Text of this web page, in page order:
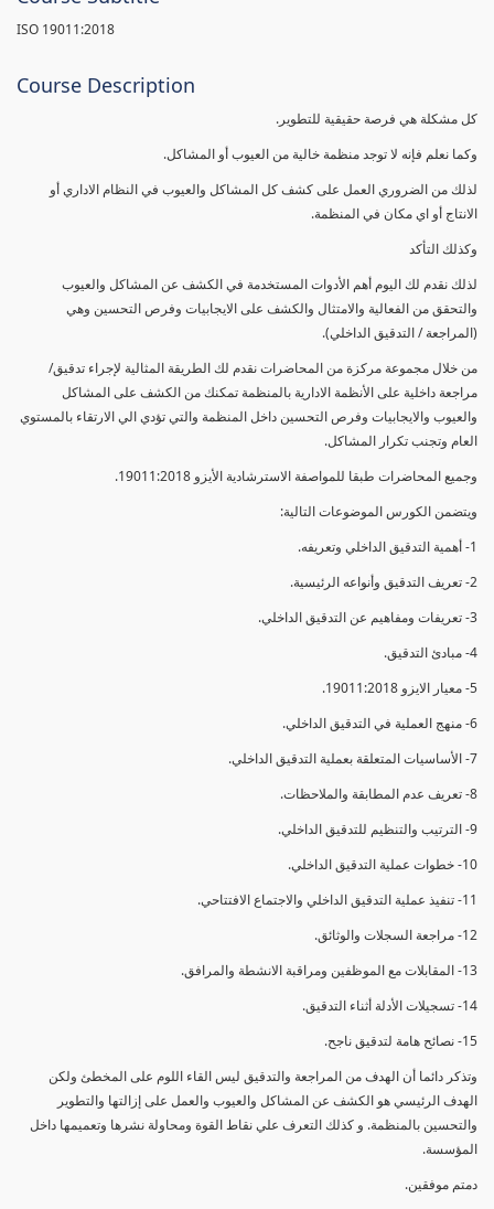
ISO 19011:2018
Course Description
كل مشكلة هي فرصة حقيقية للتطوير.
وكما نعلم فإنه لا توجد منظمة خالية من العيوب أو المشاكل.
لذلك من الضروري العمل على كشف كل المشاكل والعيوب في النظام الاداري أو
الانتاج أو اي مكان في المنظمة.
وكذلك التأكد
لذلك نقدم لك اليوم أهم الأدوات المستخدمة في الكشف عن المشاكل والعيوب
والتحقق من الفعالية والامتثال والكشف على الايجابيات وفرص التحسين وهي
(المراجعة / التدقيق الداخلي).
من خلال مجموعة مركزة من المحاضرات نقدم لك الطريقة المثالية لإجراء تدقيق/
مراجعة داخلية على الأنظمة الادارية بالمنظمة تمكنك من الكشف على المشاكل
والعيوب والايجابيات وفرص التحسين داخل المنظمة والتي تؤدي الي الارتقاء بالمستوي
العام وتجنب تكرار المشاكل.
وجميع المحاضرات طبقا للمواصفة الاسترشادية الأيزو 19011:2018.
ويتضمن الكورس الموضوعات التالية:
1- أهمية التدقيق الداخلي وتعريفه.
2- تعريف التدقيق وأنواعه الرئيسية.
3- تعريفات ومفاهيم عن التدقيق الداخلي.
4- مبادئ التدقيق.
5- معيار الايزو 19011:2018.
6- منهج العملية في التدقيق الداخلي.
7- الأساسيات المتعلقة بعملية التدقيق الداخلي.
8- تعريف عدم المطابقة والملاحظات.
9- الترتيب والتنظيم للتدقيق الداخلي.
10- خطوات عملية التدقيق الداخلي.
11- تنفيذ عملية التدقيق الداخلي والاجتماع الافتتاحي.
12- مراجعة السجلات والوثائق.
13- المقابلات مع الموظفين ومراقبة الانشطة والمرافق.
14- تسجيلات الأدلة أثناء التدقيق.
15- نصائح هامة لتدقيق ناجح.
وتذكر دائما أن الهدف من المراجعة والتدقيق ليس القاء اللوم على المخطئ ولكن
الهدف الرئيسي هو الكشف عن المشاكل والعيوب والعمل على إزالتها والتطوير
والتحسين بالمنظمة. و كذلك التعرف علي نقاط القوة ومحاولة نشرها وتعميمها داخل
المؤسسة.
دمتم موفقين.